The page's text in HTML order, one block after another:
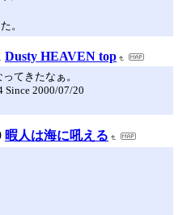
。
Dusty HEAVEN top
てきたなぁ。
Since 2000/07/20
暇人は海に吼える